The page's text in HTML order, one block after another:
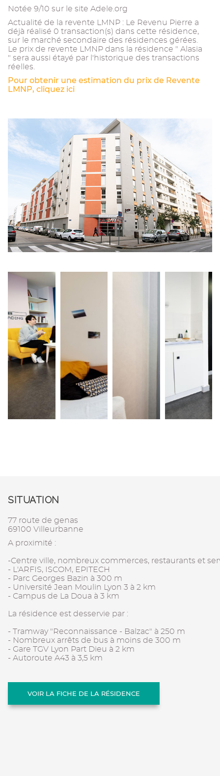
Notée 9/10 sur le site Adele.org
Actualité de la revente LMNP : Le Revenu Pierre a
déjà réalisé 0 transaction(s) dans cette résidence,
sur le marché secondaire des résidences gérées.
Le prix de revente LMNP dans la résidence " Alasia
" sera aussi étayé par l'historique des transactions
réelles.
Pour obtenir une estimation du prix de Revente
LMNP, cliquez ici
SITUATION
77 route de genas
69100 Villeurbanne
A proximité :
-Centre ville, nombreux commerces, restaurants et
- L'ARFIS, ISCOM, EPITECH
- Parc Georges Bazin à 300 m
- Université Jean Moulin Lyon 3 à 2 km
- Campus de La Doua à 3 km
La résidence est desservie par :
- Tramway "Reconnaissance - Balzac" à 250 m
- Nombreux arrêts de bus à moins de 300 m
- Gare TGV Lyon Part Dieu à 2 km
- Autoroute A43 à 3,5 km
VOIR LA FICHE DE LA RÉSIDENCE